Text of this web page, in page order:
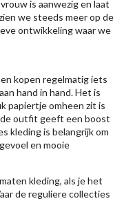
is aanwezig en laat
we steeds meer op de
ontwikkeling waar we
kopen regelmatig iets
hand in hand. Het is
papiertje omheen zit is
outfit geeft een boost
kleding is belangrijk om
en mooie
kleding, als je het
de reguliere collecties